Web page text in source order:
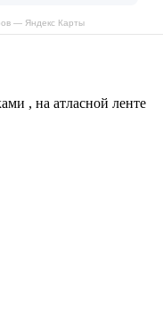
— Яндекс Карты
, на атласной ленте